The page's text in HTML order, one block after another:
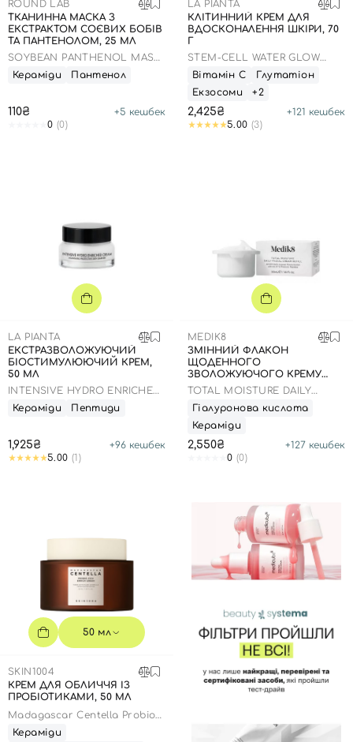
ROUND LAB
ТКАНИННА МАСКА З
ЕКСТРАКТОМ СОЄВИХ БОБІВ
ТА ПАНТЕНОЛОМ, 25 МЛ
SOYBEAN PANTHENOL MASK
SHEET
Кераміди Пантенол
110₴ +5 кешбек
0 (0)
LA PIANTA
КЛІТИННИЙ КРЕМ ДЛЯ
ВДОСКОНАЛЕННЯ ШКІРИ, 70
Г
STEM-CELL WATER GLOW
PERFECTION CREAM
Вітамін С
Глутатіон
Екзосоми
+2
2,425₴ +121 кешбек
5.00 (3)
LA PIANTA
ЕКСТРАЗВОЛОЖУЮЧИЙ
БІОСТИМУЛЮЮЧИЙ КРЕМ,
50 МЛ
INTENSIVE HYDRO ENRICHED
CREAM
Кераміди Пептиди
1,925₴ +96 кешбек
5.00 (1)
MEDIK8
ЗМІННИЙ ФЛАКОН
ЩОДЕННОГО
ЗВОЛОЖУЮЧОГО КРЕМУ
ДЛЯ ОБЛИЧЧЯ, 50 МЛ
TOTAL MOISTURE DAILY
FACIAL CREAM REFIL
Гіалуронова кислота
Кераміди
2,550₴ +127 кешбек
0 (0)
50 мл
SKIN1004
КРЕМ ДЛЯ ОБЛИЧЧЯ ІЗ
ПРОБІОТИКАМИ, 50 МЛ
Madagascar Centella Probio-
Cica Enrich Cream
Кераміди